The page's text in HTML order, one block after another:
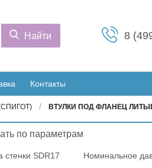
Найти 8
Контакты
/ ВТУЛКИ ПОД ФЛАНЕЦ ЛИТЫЕ
по параметрам
стенки SDR17 Номинальное